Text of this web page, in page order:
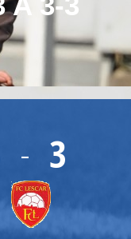
- 3